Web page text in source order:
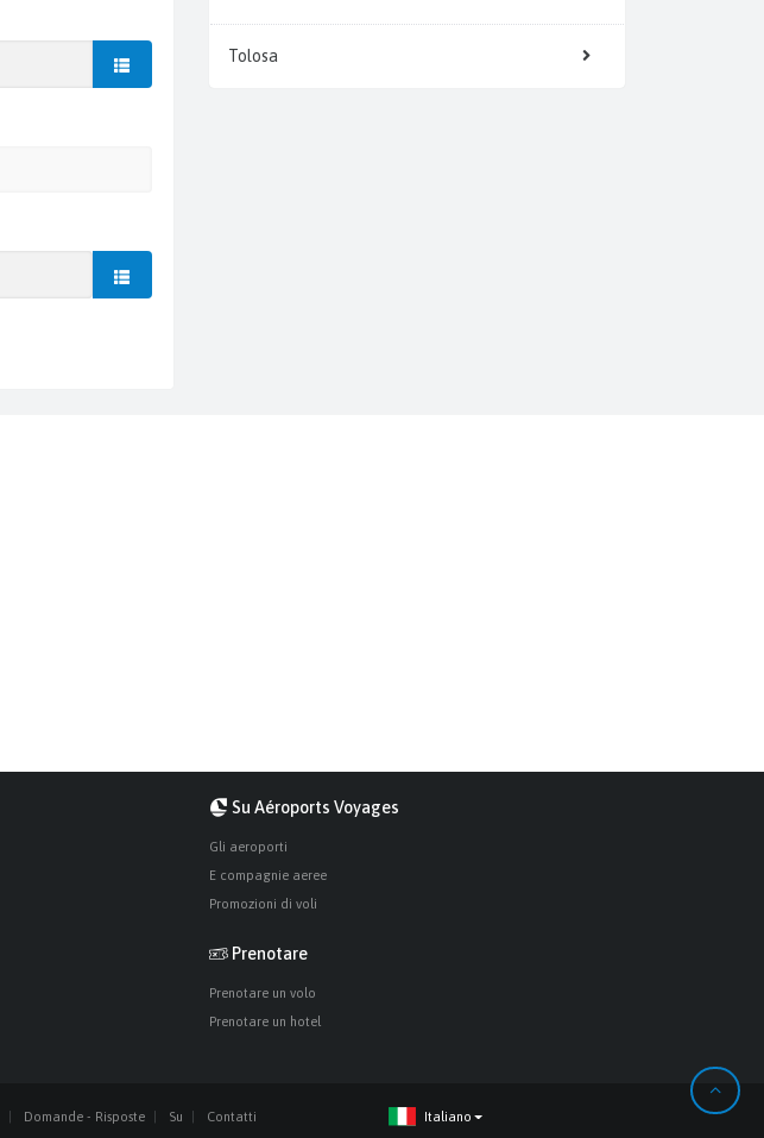
Tolosa
Su Aéroports Voyages
Gli aeroporti
E compagnie aeree
Promozioni di voli
Prenotare
Prenotare un volo
Prenotare un hotel
Domande - Risposte Su Contatti Italiano